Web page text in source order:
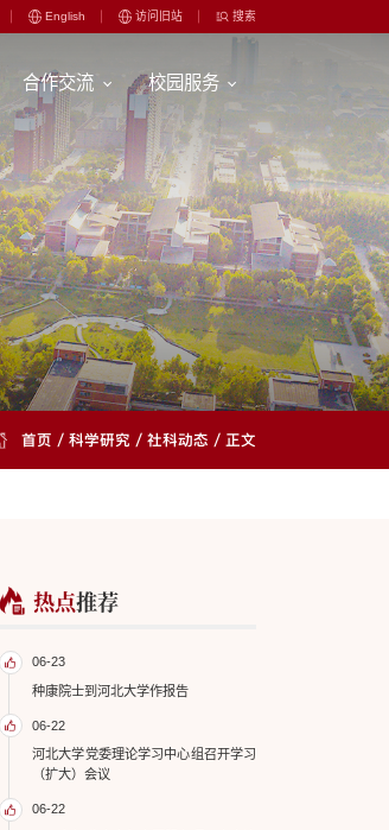
English 访问旧站 搜索
合作交流 校园服务
首页 / 科学研究 / 社科动态 / 正文
热点推荐
06-23
种康院士到河北大学作报告
06-22
河北大学党委理论学习中心组召开学习
（扩大）会议
06-22